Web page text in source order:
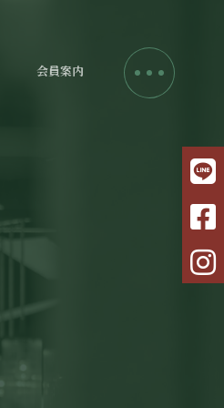
会員案内